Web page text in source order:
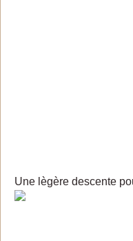
Une lègère descente